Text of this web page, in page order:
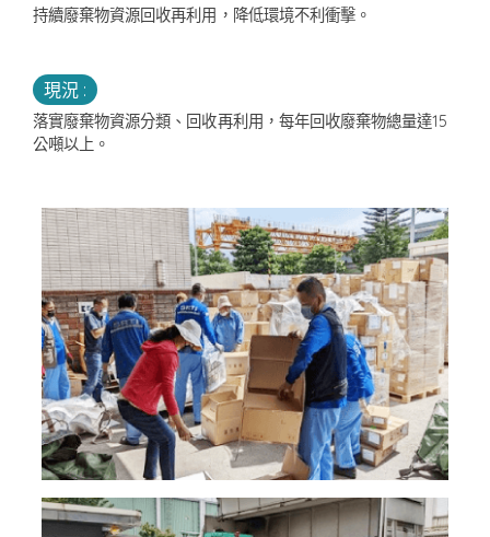
持續廢棄物資源回收再利用，降低環境不利衝擊。
現況 :
落實廢棄物資源分類、回收再利用，每年回收廢棄物總量達15
公噸以上。